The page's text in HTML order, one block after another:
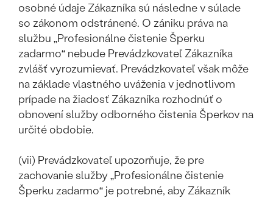
osobné údaje Zákazníka sú následne v súlade
so zákonom odstránené. O zániku práva na
službu „Profesionálne čistenie Šperku
zadarmo“ nebude Prevádzkovateľ Zákazníka
zvlášť vyrozumievať. Prevádzkovateľ však môže
na základe vlastného uváženia v jednotlivom
prípade na žiadosť Zákazníka rozhodnúť o
obnovení služby odborného čistenia Šperkov na
určité obdobie.
(vii) Prevádzkovateľ upozorňuje, že pre
zachovanie služby „Profesionálne čistenie
Šperku zadarmo“ je potrebné, aby Zákazník